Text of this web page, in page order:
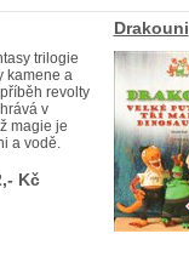
trilogie
kamene a
revolty
v
magie je
a vodě.
Kč
Drakouni